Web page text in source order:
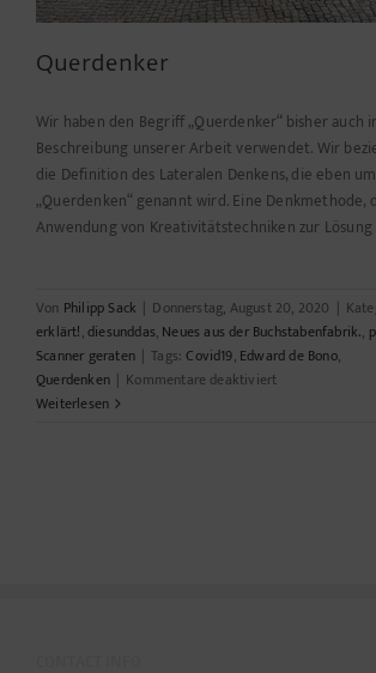
Querdenker
Wir haben den Begriff „Querdenker“ bisher auch
Beschreibung unserer Arbeit verwendet. Wir
die Definition des Lateralen Denkens, die eben
„Querdenken“ genannt wird. Eine Denkmethode,
Anwendung von Kreativitätstechniken zur Lösung
Von Philipp Sack | Donnerstag, August 20, 2020 |
erklärt!,diesunddas, Neues aus der Buchstabenfabrik.,
Scanner geraten | Tags:Covid19, Edward de Bono,
Querdenken | Kommentare deaktiviertfür
Weiterlesen